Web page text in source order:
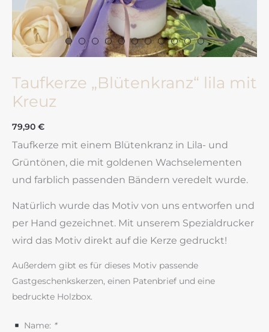
Taufkerze „Blütenkranz“ lila mit
Kreuz
79,90 €
Taufkerze mit einem Blütenkranz in Lila- und
Grüntönen, die mit goldenen Wachselementen
und farblich passenden Bändern veredelt wurde.
Natürlich wurde das Motiv von uns entworfen und
per Hand gezeichnet. Mit unserem Spezialdrucker
wird das Motiv direkt auf die Kerze gedruckt!
Außerdem gibt es für dieses Motiv passende
Gastgeschenkskerzen, einen Patenbrief und eine
bedruckte Holzbox.
Name: *